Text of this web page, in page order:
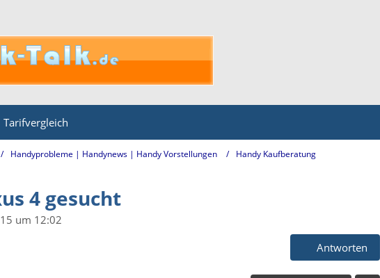
Tarifvergleich
Handyprobleme | Handynews | Handy Vorstellungen Handy Kaufberatung
4 gesucht
um 12:02
Antworten